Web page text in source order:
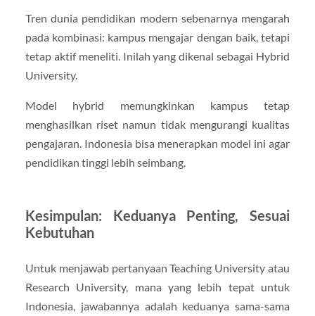
Tren dunia pendidikan modern sebenarnya mengarah
pada kombinasi: kampus mengajar dengan baik, tetapi
tetap aktif meneliti. Inilah yang dikenal sebagai Hybrid
University.
Model hybrid memungkinkan kampus tetap
menghasilkan riset namun tidak mengurangi kualitas
pengajaran. Indonesia bisa menerapkan model ini agar
pendidikan tinggi lebih seimbang.
Kesimpulan: Keduanya Penting, Sesuai
Kebutuhan
Untuk menjawab pertanyaan Teaching University atau
Research University, mana yang lebih tepat untuk
Indonesia, jawabannya adalah keduanya sama-sama